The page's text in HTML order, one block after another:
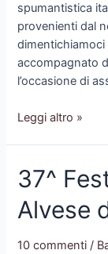
spumantistica
provenienti dal
accompagnato
l’occasione di
Balsameria
parteciperà
a
Bollicine
Villa
Leggi altro »
37^
Alvese
10 commenti /